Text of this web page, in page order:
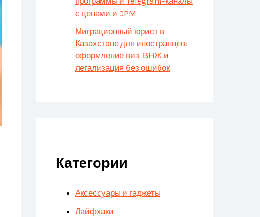
с ценами и CPM
Миграционный юрист в
Казахстане для иностранцев:
оформление виз, ВНЖ и
легализация без ошибок
Категории
Аксессуары и гаджеты
Лайфхаки